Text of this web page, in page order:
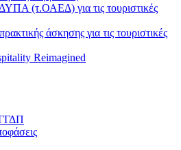
(τ.ΟΑΕΔ) για τις τουριστικές
άσκησης για τις τουριστικές
Reimagined
ΓΓΔΠ